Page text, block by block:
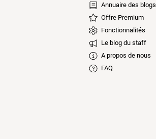
Annuaire des blogs
Offre Premium
Fonctionnalités
Le blog du staff
A propos de nous
FAQ